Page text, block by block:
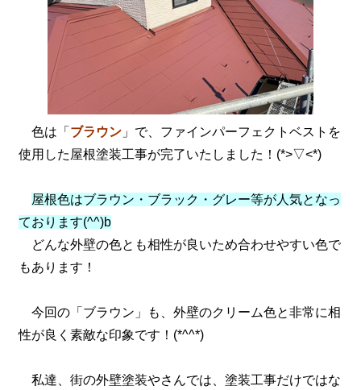
色は「 ブラウン 」で、ファインパーフェクトベストを
使用した屋根塗装工事が完了いたしました！(*>▽<*)
屋根色はブラウン・ブラック・グレー等が人気となっ
ております(^^)b
どんな外壁の色とも相性が良いため合わせやすい色で
もあります！
今回の「ブラウン」も、外壁のクリーム色と非常に相
性が良く素敵な印象です！(*^^*)
私達、街の外壁塗装やさんでは、塗装工事だけではな